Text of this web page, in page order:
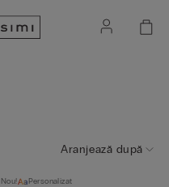
Aranjează după
Nou! Personalizat